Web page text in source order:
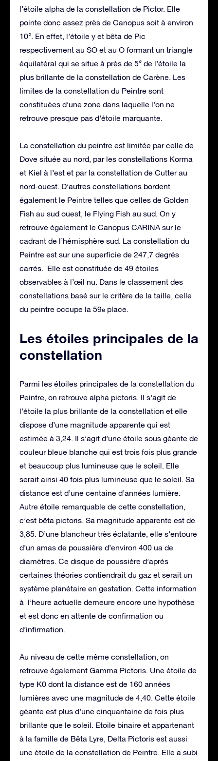
l’étoile alpha de la constellation de Pictor. Elle
pointe donc assez près de Canopus soit à environ
10°. En effet, l’étoile y et bêta de Pic
respectivement au SO et au O formant un triangle
équilatéral qui se situe à près de 5° de l’étoile la
plus brillante de la constellation de Carène. Les
limites de la constellation du Peintre sont
constituées d’une zone dans laquelle l’on ne
retrouve presque pas d’étoile marquante.
La constellation du peintre est limitée par celle de
Dove située au nord, par les constellations Korma
et Kiel à l’est et par la constellation de Cutter au
nord-ouest. D’autres constellations bordent
également le Peintre telles que celles de Golden
Fish au sud ouest, le Flying Fish au sud. On y
retrouve également le Canopus CARINA sur le
cadrant de l’hémisphère sud. La constellation du
Peintre est sur une superficie de 247,7 degrés
carrés. Elle est constituée de 49 étoiles
observables à l’œil nu. Dans le classement des
constellations basé sur le critère de la taille, celle
du peintre occupe la 59e place.
Les étoiles principales de la
constellation
Parmi les étoiles principales de la constellation du
Peintre, on retrouve alpha pictoris. Il s’agit de
l’étoile la plus brillante de la constellation et elle
dispose d’une magnitude apparente qui est
estimée à 3,24. Il s’agit d’une étoile sous géante de
couleur bleue blanche qui est trois fois plus grande
et beaucoup plus lumineuse que le soleil. Elle
serait ainsi 40 fois plus lumineuse que le soleil. Sa
distance est d’une centaine d’années lumière.
Autre étoile remarquable de cette constellation,
c’est bêta pictoris. Sa magnitude apparente est de
3,85. D’une blancheur très éclatante, elle s’entoure
d’un amas de poussière d’environ 400 ua de
diamètres. Ce disque de poussière d’après
certaines théories contiendrait du gaz et serait un
système planétaire en gestation. Cette information
à l’heure actuelle demeure encore une hypothèse
et est donc en attente de confirmation ou
d’infirmation.
Au niveau de cette même constellation, on
retrouve également Gamma Pictoris. Une étoile de
type K0 dont la distance est de 160 années
lumières avec une magnitude de 4,40. Cette étoile
géante est plus d’une cinquantaine de fois plus
brillante que le soleil. Etoile binaire et appartenant
à la famille de Bêta Lyre, Delta Pictoris est aussi
une étoile de la constellation de Peintre. Elle a subi